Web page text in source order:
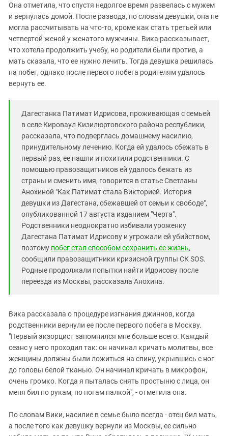
Она отметила, что спустя недолгое время развелась с мужем
и вернулась домой. После развода, по словам девушки, она не
могла рассчитывать на что-то, кроме как стать третьей или
четвертой женой у женатого мужчины. Вика рассказывает,
что хотела продолжить учебу, но родители были против, а
мать сказала, что ее нужно лечить. Тогда девушка решилась
на побег, однако после первого побега родителям удалось
вернуть ее.
Дагестанка Патимат Идрисова, проживающая с семьей
в селе Кироваул Кизилюртовского района республики,
рассказала, что подверглась домашнему насилию,
принудительному лечению. Когда ей удалось сбежать в
первый раз, ее нашли и похитили родственники. С
помощью правозащитников ей удалось бежать из
страны и сменить имя, говорится в статье Светланы
Анохиной "Как Патимат стала Викторией. История
девушки из Дагестана, сбежавшей от семьи к свободе",
опубликованной 17 августа изданием "Черта".
Родственники неоднократно избивали уроженку
Дагестана Патимат Идрисову и угрожали ей убийством,
поэтому побег стал способом сохранить ее жизнь,
сообщили правозащитники кризисной группы СК SOS.
Родные продолжали попытки найти Идрисову после
переезда из Москвы, рассказала Анохина.
Вика рассказала о процедуре изгнания джиннов, когда
родственники вернули ее после первого побега в Москву.
"Первый экзорцист запомнился мне больше всего. Каждый
сеанс у него проходил так: он начинал кричать молитвы, все
женщины должны были ложиться на спину, укрывшись с ног
до головы белой тканью. Он начинал кричать в микрофон,
очень громко. Когда я пыталась снять простыню с лица, он
меня бил по рукам, по ногам палкой", - отметила она.
По словам Вики, насилие в семье было всегда - отец бил мать,
а после того как девушку вернули из Москвы, ее сильно